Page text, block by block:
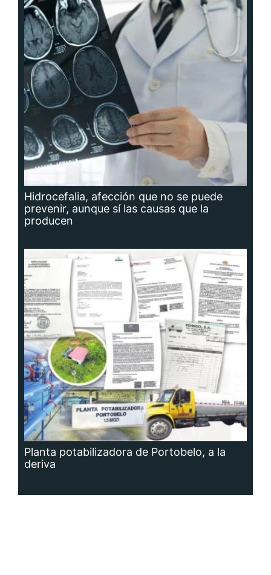
Hidrocefalia, afección que no se puede
prevenir, aunque sí las causas que la
producen
Planta potabilizadora de Portobelo, a la
deriva